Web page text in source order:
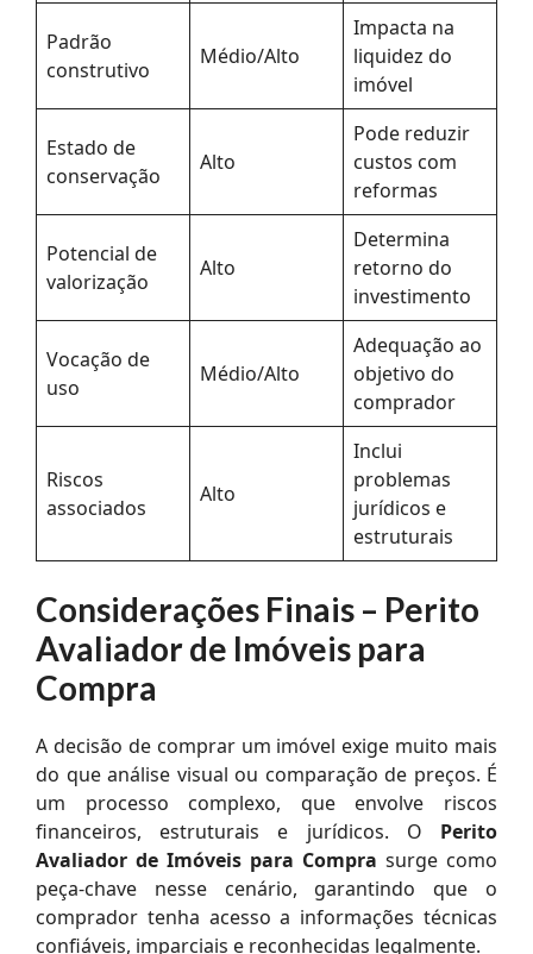
Padrão
construtivo
Médio/Alto
Impacta na
liquidez do
imóvel
Estado de
conservação
Alto
Pode reduzir
custos com
reformas
Potencial de
valorização
Alto
Determina
retorno do
investimento
Vocação de
uso
Médio/Alto
Adequação ao
objetivo do
comprador
Riscos
associados
Alto
Inclui
problemas
jurídicos e
estruturais
Considerações Finais – Perito
Avaliador de Imóveis para
Compra
A decisão de comprar um imóvel exige muito mais
do que análise visual ou comparação de preços. É
um processo complexo, que envolve riscos
financeiros, estruturais e jurídicos. O Perito
Avaliador de Imóveis para Compra surge como
peça-chave nesse cenário, garantindo que o
comprador tenha acesso a informações técnicas
confiáveis, imparciais e reconhecidas legalmente.